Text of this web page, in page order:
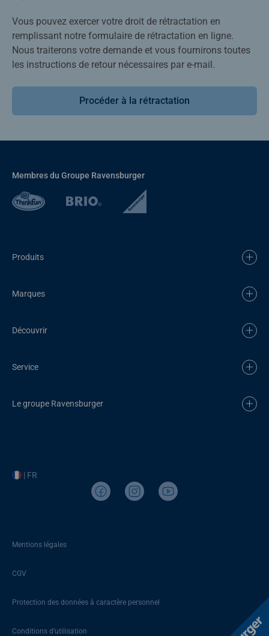
Vous pouvez exercer votre droit de rétractation en
remplissant notre formulaire de rétractation en ligne.
Nous traiterons votre demande et vous fournirons toutes
les instructions de retour nécessaires par e-mail.
Procéder à la rétractation
Membres du Groupe Ravensburger
Produits
Marques
Découvrir
Service
Le groupe Ravensburger
| FR
Mentions légales
CGV
Protection des données à caractère personnel
Conditions d’utilisation